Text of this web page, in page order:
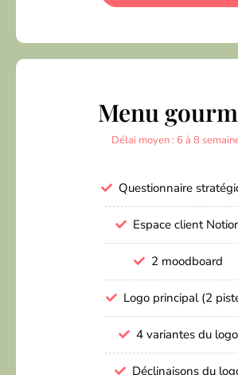
Menu
Délai moyen : 6 à 8
Questionnaire
Espace client
2 moodboard
Logo principal (2
4 variantes du logo
Déclinaisons du